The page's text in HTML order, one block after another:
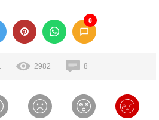
8
2982 8